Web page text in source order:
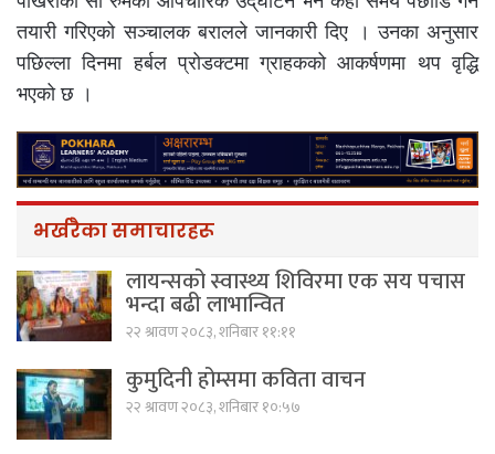
तयारी गरिएको सञ्चालक बरालले जानकारी दिए । उनका अनुसार
पछिल्ला दिनमा हर्बल प्रोडक्टमा ग्राहकको आकर्षणमा थप वृद्धि
भएको छ ।
भर्खरैका समाचारहरू
लायन्सको स्वास्थ्य शिविरमा एक सय पचास
भन्दा बढी लाभान्वित
२२ श्रावण २०८३, शनिबार ११:११
कुमुदिनी होम्समा कविता वाचन
२२ श्रावण २०८३, शनिबार १०:५७